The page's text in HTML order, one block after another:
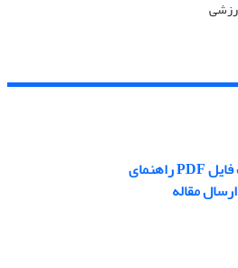
دریافت فایل PDF راهنمای
ارسال مقاله